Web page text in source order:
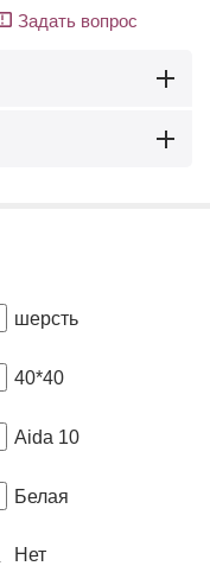
Задать вопрос
шерсть
40*40
Aida 10
Белая
Нет